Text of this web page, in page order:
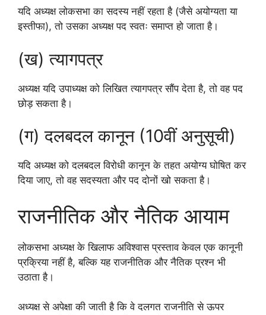
यदि अध्यक्ष लोकसभा का सदस्य नहीं रहता है (जैसे अयोग्यता या
इस्तीफा), तो उसका अध्यक्ष पद स्वतः समाप्त हो जाता है।
(ख) त्यागपत्र
अध्यक्ष यदि उपाध्यक्ष को लिखित त्यागपत्र सौंप देता है, तो वह पद
छोड़ सकता है।
(ग) दलबदल कानून (10वीं अनुसूची)
यदि अध्यक्ष को दलबदल विरोधी कानून के तहत अयोग्य घोषित कर
दिया जाए, तो वह सदस्यता और पद दोनों खो सकता है।
राजनीतिक और नैतिक आयाम
लोकसभा अध्यक्ष के खिलाफ अविश्वास प्रस्ताव केवल एक कानूनी
प्रक्रिया नहीं है, बल्कि यह राजनीतिक और नैतिक प्रश्न भी
उठाता है।
अध्यक्ष से अपेक्षा की जाती है कि वे दलगत राजनीति से ऊपर